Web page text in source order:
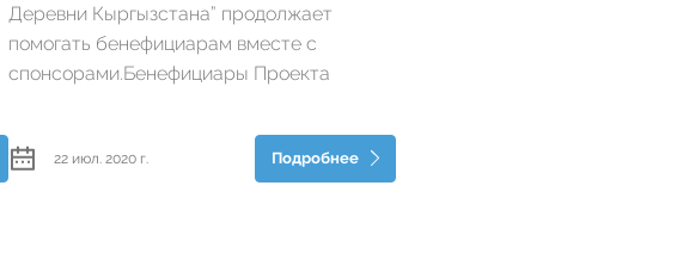
Деревни Кыргызстана” продолжает
помогать бенефициарам вместе с
спонсорами.Бенефициары Проекта
всевозможную помощь от сотрудников во
всех локациях. Семьи, находящиеся в
22 июл. 2020 г. Подробнее